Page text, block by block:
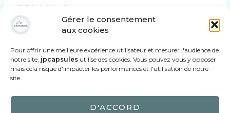
Gérer le consentement
aux cookies
Pour offrir une meilleure expérience utilisateur et mesurer l'audience de
notre site, jpcapsules utilise des cookies. Vous pouvez vous y opposer
mais cela risque d'impacter les performances et l'utilisation de notre
site.
D'ACCORD
DE MILLY « Signature »
6,00€
PANIER